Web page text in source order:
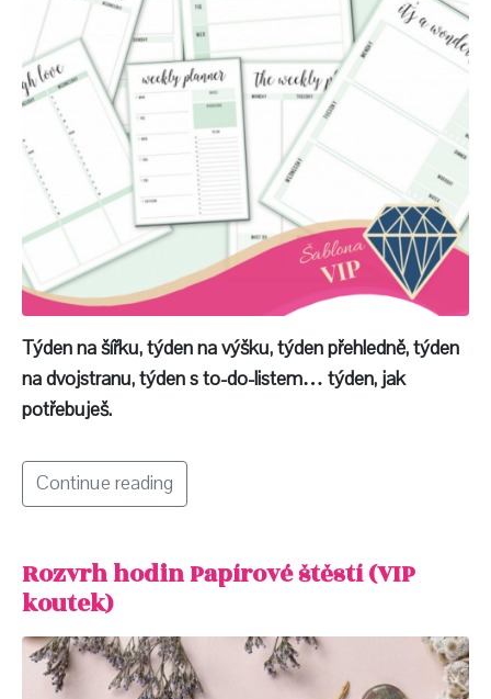
Týden na šířku, týden na výšku, týden přehledně, týden
na dvojstranu, týden s to-do-listem… týden, jak
potřebuješ.
Continue reading
Rozvrh hodin Papírové štěstí (VIP
koutek)